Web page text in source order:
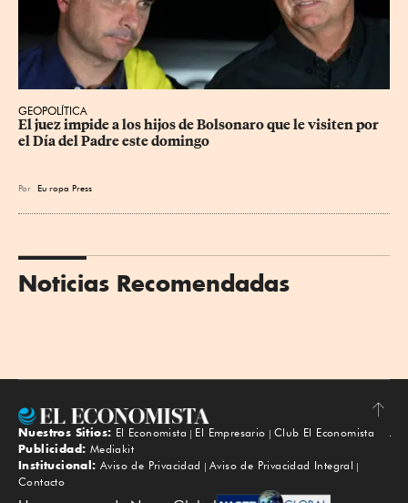
GEOPOLÍTICA
El juez impide a los hijos de Bolsonaro que le visiten por
el Día del Padre este domingo
Por Eu ropa Press
Noticias Recomendadas
Subir
Nuestros Sitios: El Economista El Empresario
Club El Economista
Publicidad: Mediakit
Institucional: Aviso de Privacidad
Aviso de Privacidad Integral
Contacto